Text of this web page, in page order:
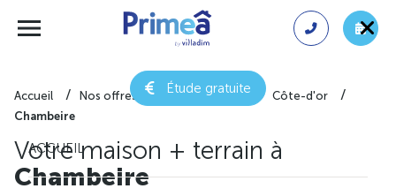
Étude gratuite
ACCUEIL
Accueil Nos offres de maison + terrain
Côte-d'or
Chambeire
Votre maison + terrain à
Chambeire